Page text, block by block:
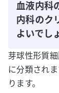
血液内科
内科のク
よいでし
芽球性形質
に分類され
ります。